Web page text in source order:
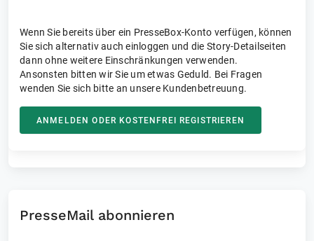
Wenn Sie bereits über ein PresseBox-Konto verfügen, können
Sie sich alternativ auch einloggen und die Story-Detailseiten
dann ohne weitere Einschränkungen verwenden.
Ansonsten bitten wir Sie um etwas Geduld. Bei Fragen
wenden Sie sich bitte an unsere Kundenbetreuung.
ANMELDEN ODER KOSTENFREI REGISTRIEREN
PresseMail abonnieren